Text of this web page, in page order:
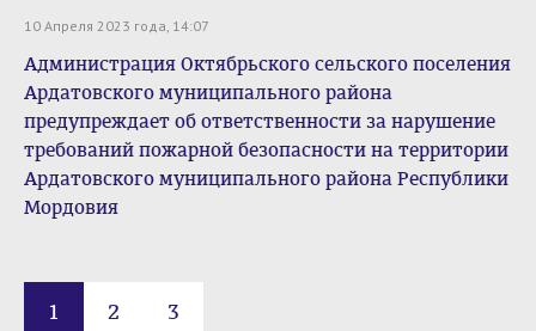
10 Апреля 2023 года, 14:07
Администрация Октябрьского сельского поселения
Ардатовского муниципального района
предупреждает об ответственности за нарушение
требований пожарной безопасности на территории
Ардатовского муниципального района Республики
Мордовия
1 2 3